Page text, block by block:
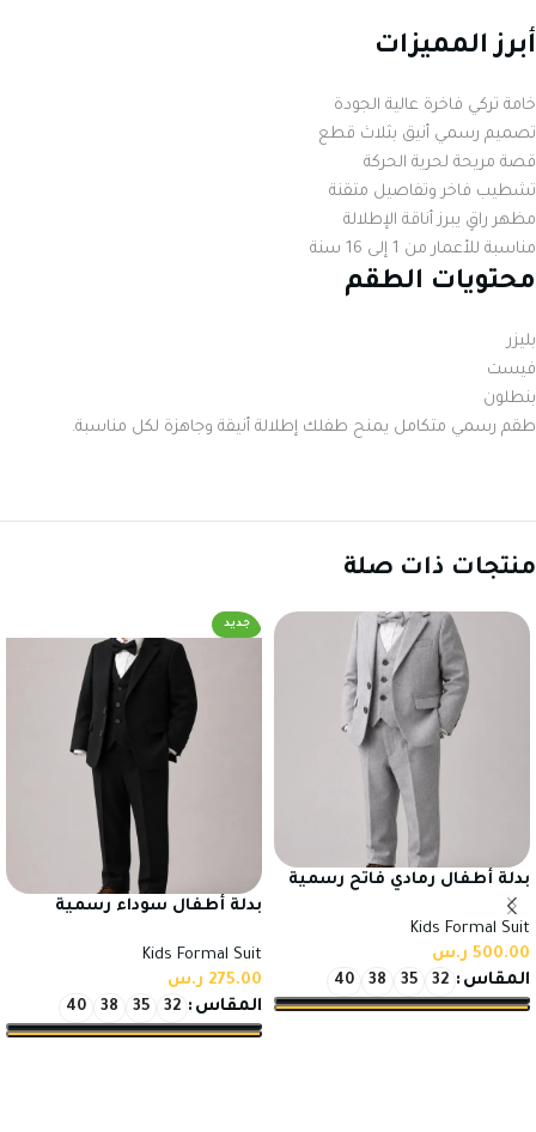
أبرز المميزات
خامة تركي فاخرة عالية الجودة
تصميم رسمي أنيق بثلاث قطع
قصة مريحة لحرية الحركة
تشطيب فاخر وتفاصيل متقنة
مظهر راقٍ يبرز أناقة الإطلالة
مناسبة للأعمار من 1 إلى 16 سنة
محتويات الطقم
بليزر
فيست
بنطلون
طقم رسمي متكامل يمنح طفلك إطلالة أنيقة وجاهزة لكل مناسبة.
منتجات ذات صلة
بدلة أطفال رمادي فاتح رسمية
بخامة تركي عالية الجودة
للمناسبات
Kids Formal Suit
500.00 ر.س
المقاس 32
35
38
40
جديد
بدلة أطفال سوداء رسمية
Kids Formal Suit
275.00 ر.س
المقاس 32
35
38
40